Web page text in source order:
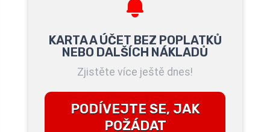
KARTA A ÚČET BEZ POPLATKŮ
NEBO DALŠÍCH NÁKLADŮ
Zjistěte více ještě dnes!
PODÍVEJTE SE, JAK
POŽÁDAT